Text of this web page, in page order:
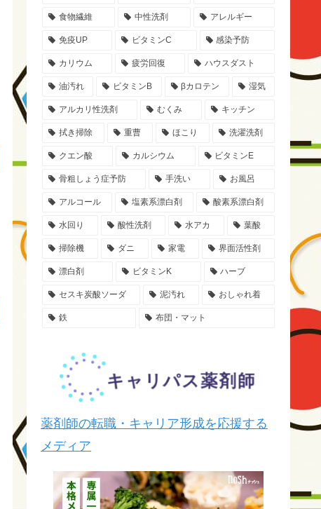
食物繊維 中性洗剤 アレルギー
免疫UP ビタミンC 感染予防
カリウム 疲労回復 ハウスダスト
油汚れ ビタミンB βカロテン 湿気
アルカリ性洗剤 むくみ キッチン
拭き掃除 重曹 ほこり 洗濯洗剤
クエン酸 カルシウム ビタミンE
骨粗しょう症予防 手洗い お風呂
アルコール 塩素系漂白剤 酸素系漂白剤
水回り 酸性洗剤 水アカ 葉酸
掃除機 ダニ 家電 界面活性剤
漂白剤 ビタミンK ハーブ
セスキ炭酸ソーダ 泥汚れ おしゃれ着
鉄 布団・マット
薬剤師の転職・キャリア形成を応援する
メディア